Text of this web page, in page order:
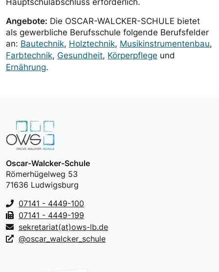
Hauptschulabschluss erforderlich.
Angebote: Die OSCAR-WALCKER-SCHULE bietet
als gewerbliche Berufsschule folgende Berufsfelder
an: Bautechnik, Holztechnik, Musikinstrumentenbau,
Farbtechnik, Gesundheit, Körperpflege und
Ernährung.
Oscar-Walcker-Schule
Römerhügelweg 53
71636 Ludwigsburg
07141 - 4449-100
07141 - 4449-199
sekretariat(at)ows-lb.de
@oscar_walcker_schule